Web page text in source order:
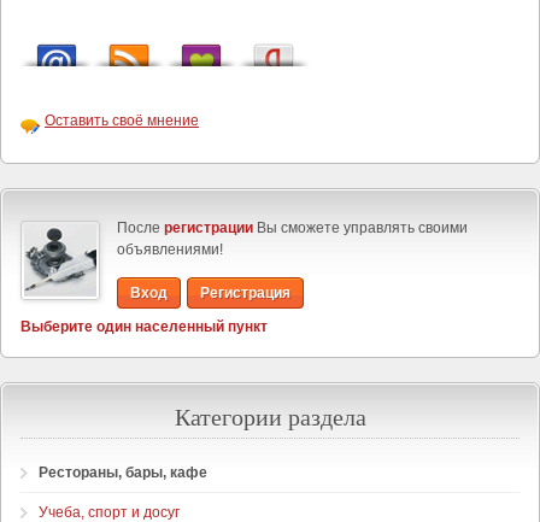
Оставить своё мнение
После регистрации Вы сможете управлять своими
объявлениями!
Вход
Регистрация
Выберите один населенный пункт
Категории раздела
Рестораны, бары, кафе
Учеба, спорт и досуг